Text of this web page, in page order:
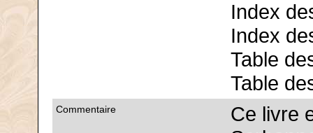
Index
Index
Table
Table
Commentaire
Ce livre